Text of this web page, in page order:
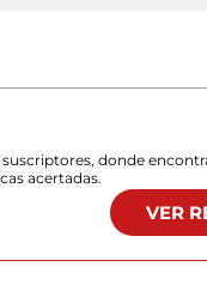
donde
acertadas.
VER